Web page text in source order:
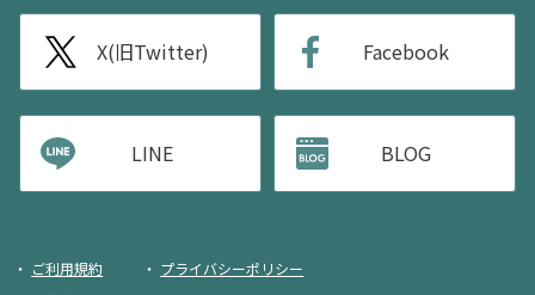
X(旧Twitter) Facebook
LINE BLOG
ご利用規約
プライバシーポリシー